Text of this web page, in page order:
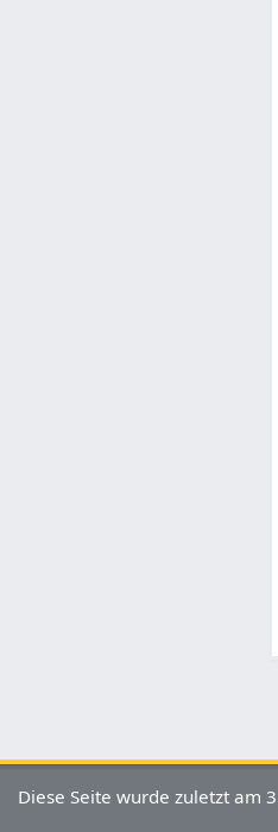
Diese Seite wurde zuletzt am